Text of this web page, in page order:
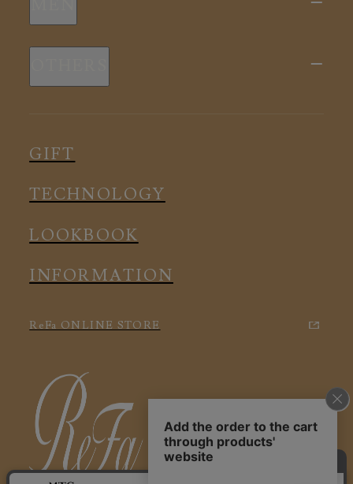
スリープウェア
ルームウェア
アクセサリー
新商品
ルームウェア
アクセサリー
GIFT
TECHNOLOGY
LOOKBOOK
INFORMATION
ReFa ONLINE STORE